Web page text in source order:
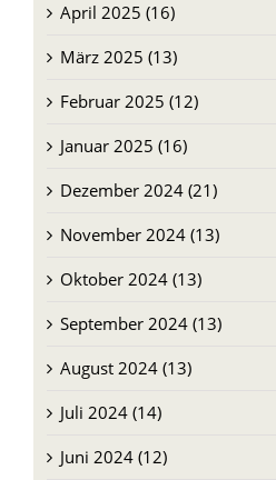
April 2025 (16)
März 2025 (13)
Februar 2025 (12)
Januar 2025 (16)
Dezember 2024 (21)
November 2024 (13)
Oktober 2024 (13)
September 2024 (13)
August 2024 (13)
Juli 2024 (14)
Juni 2024 (12)